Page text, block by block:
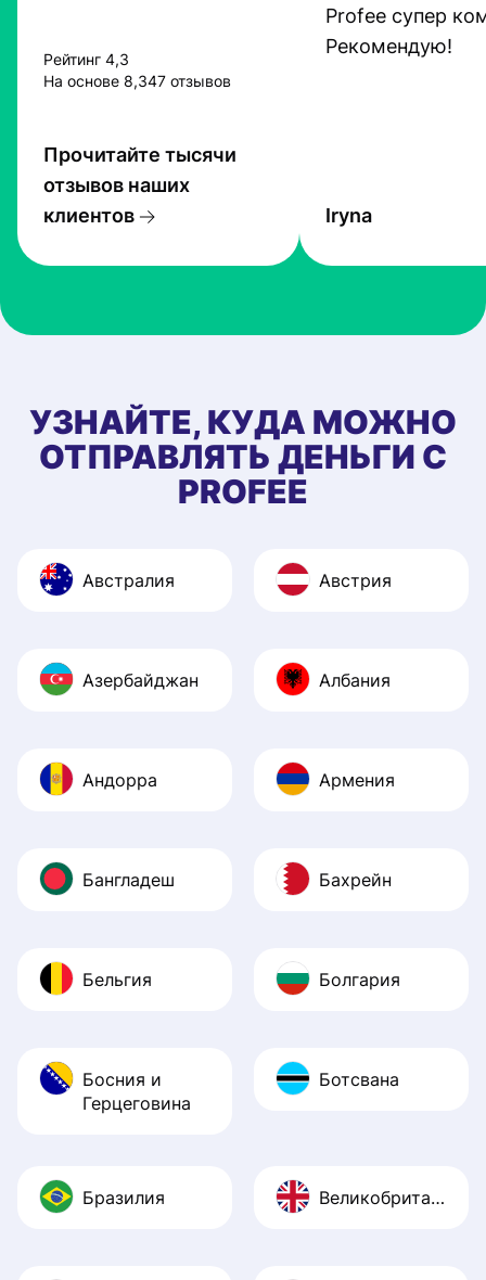
Рейтинг 4,3
На основе 8,347 отзывов
Прочитайте тысячи
отзывов наших
клиентов
Profee супер
Рекомендую!
Iryna
УЗНАЙТЕ, КУДА МОЖНО
ОТПРАВЛЯТЬ ДЕНЬГИ С
PROFEE
Австралия Австрия
Азербайджан Албания
Андорра Армения
Бангладеш Бахрейн
Бельгия Болгария
Босния и
Герцеговина
Ботсвана
Бразилия Великобритания